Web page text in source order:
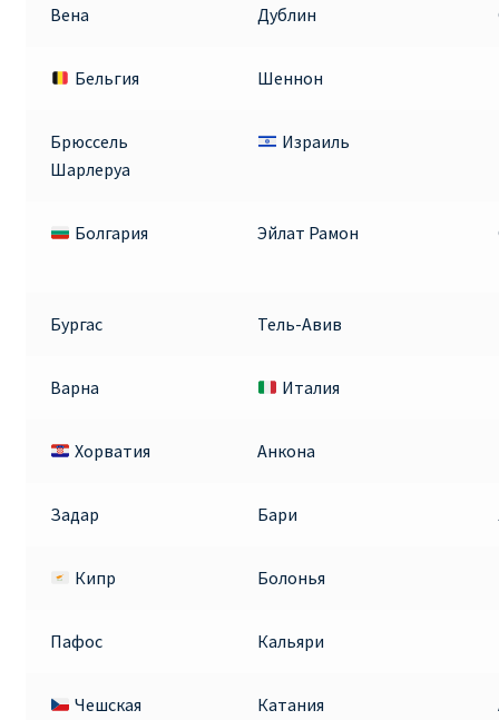
Вена Дублин
Бельгия Шеннон
Брюссель
Шарлеруа
Израиль
Болгария Эйлат Рамон
Бургас Тель-Авив
Варна Италия
Хорватия Анкона
Задар Бари
Кипр Болонья
Пафос Кальяри
Чешская
Катания